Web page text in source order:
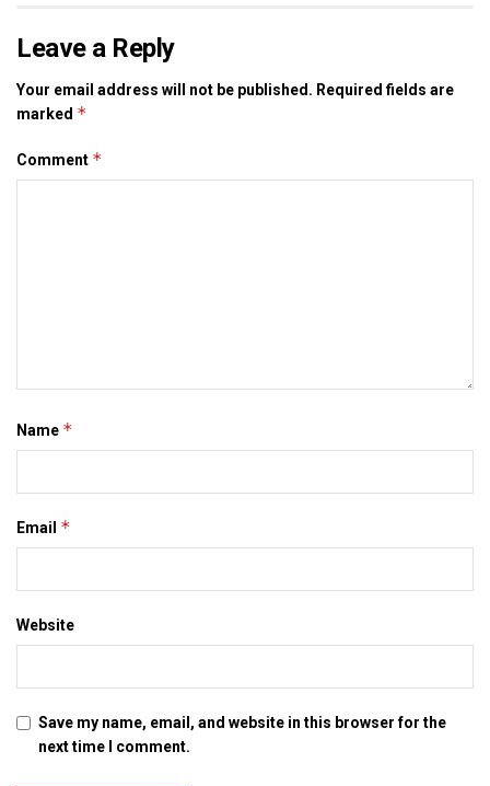
Leave a Reply
Your email address will not be published. Required fields are
marked *
Comment *
Name *
Email *
Website
Save my name, email, and website in this browser for the
next time I comment.